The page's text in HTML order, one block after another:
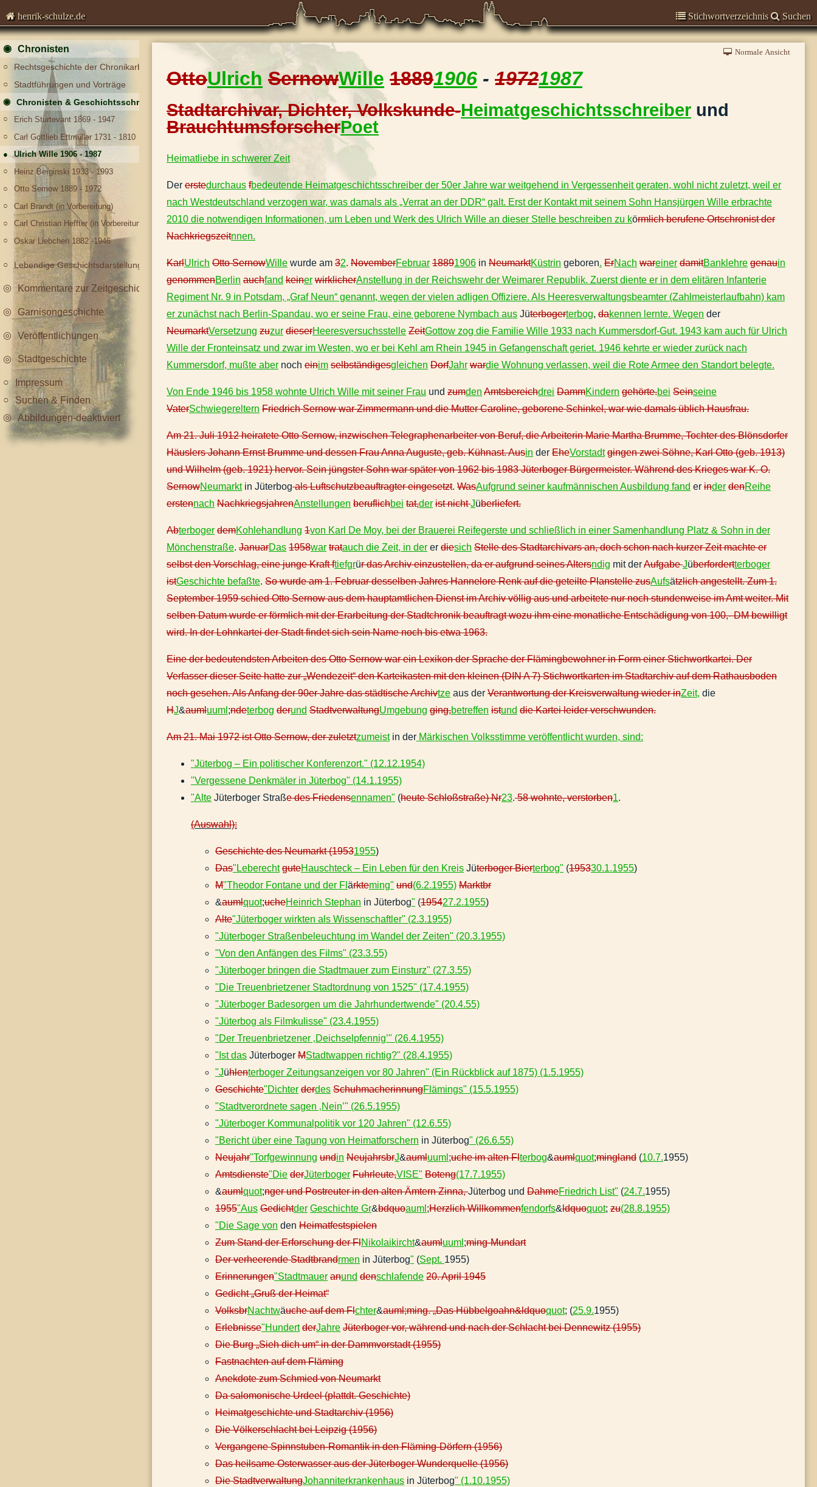
henrik-schulze.de Stichwortverzeichnis Suchen
Chronisten
Rechtsgeschichte der Chronikarbeit
Stadtführungen und Vorträge
Chronisten & Geschichtsschreiber
Erich Sturtevant 1869 - 1947
Carl Gottlieb Ettmüller 1731 - 1810
Ulrich Wille 1906 - 1987
Heinz Berginski 1933 - 1993
Otto Sernow 1889 - 1972
Carl Brandt (in Vorbereitung)
Carl Christian Heffter (in Vorbereitung)
Oskar Liebchen 1882 -1946
Lebendige Geschichtsdarstellung.docx
Kommentare zur Zeitgeschichte
Garnisongeschichte
Veröffentlichungen
Stadtgeschichte
Impressum
Suchen & Finden
Abbildungen-deaktiviert
Normale Ansicht
OttoUlrich SernowWille 18891906 - 19721987
Stadtarchivar, Dichter, Volkskunde-Heimatgeschichtsschreiber und
BrauchtumsforscherPoet
Heimatliebe in schwerer Zeit
Der erstedurchaus fbedeutende Heimatgeschichtsschreiber der 50er Jahre war weitgehend in Vergessenheit geraten, wohl nicht zuletzt, weil er
nach Westdeutschland verzogen war, was damals als „Verrat an der DDR“ galt. Erst der Kontakt mit seinem Sohn Hansjürgen Wille erbrachte
2010 die notwendigen Informationen, um Leben und Werk des Ulrich Wille an dieser Stelle beschreiben zu körmlich berufene Ortschronist der
Nachkriegszeitnnen.
KarlUlrich Otto SernowWille wurde am 32. NovemberFebruar 18891906 in NeumarktKüstrin geboren. ErNach wareiner damitBanklehre genauin
genommenBerlin auchfand keiner wirklicherAnstellung in der Reichswehr der Weimarer Republik. Zuerst diente er in dem elitären Infanterie
Regiment Nr. 9 in Potsdam, „Graf Neun“ genannt, wegen der vielen adligen Offiziere. Als Heeresverwaltungsbeamter (Zahlmeisterlaufbahn) kam
er zunächst nach Berlin-Spandau, wo er seine Frau, eine geborene Nymbach aus Jüterbogerterbog, dakennen lernte. Wegen der
NeumarktVersetzung zuzur dieserHeeresversuchsstelle ZeitGottow zog die Familie Wille 1933 nach Kummersdorf-Gut. 1943 kam auch für Ulrich
Wille der Fronteinsatz und zwar im Westen, wo er bei Kehl am Rhein 1945 in Gefangenschaft geriet. 1946 kehrte er wieder zurück nach
Kummersdorf, mußte aber noch einim selbständigesgleichen DorfJahr wardie Wohnung verlassen, weil die Rote Armee den Standort belegte.
Von Ende 1946 bis 1958 wohnte Ulrich Wille mit seiner Frau und zumden Amtsbereichdrei DammKindern gehörte.bei Seinseine
VaterSchwiegereltern Friedrich Sernow war Zimmermann und die Mutter Caroline, geborene Schinkel, war wie damals üblich Hausfrau.
Am 21. Juli 1912 heiratete Otto Sernow, inzwischen Telegraphenarbeiter von Beruf, die Arbeiterin Marie Martha Brumme, Tochter des Blönsdorfer
Häuslers Johann Ernst Brumme und dessen Frau Anna Auguste, geb. Kühnast. Ausin der EheVorstadt gingen zwei Söhne, Karl Otto (geb. 1913)
und Wilhelm (geb. 1921) hervor. Sein jüngster Sohn war später von 1962 bis 1983 Jüterboger Bürgermeister. Während des Krieges war K. O.
SernowNeumarktin Jüterbogals Luftschutzbeauftragter eingesetzt. WasAufgrund seiner kaufmännischen Ausbildung fand er inder denReihe
erstennach NachkriegsjahrenAnstellungen beruflichbei tat,der ist nichtJüberliefert.
Abterboger demKohlehandlung 1von Karl De Moy, bei der Brauerei Reifegerste und schließlich in einer Samenhandlung Platz & Sohn in der
Mönchenstraße. JanuarDas 1958war tratauch die Zeit, in der er diesich Stelle des Stadtarchivars an, doch schon nach kurzer Zeit machte er
selbst den Vorschlag, eine junge Kraft ftiefgrür das Archiv einzustellen, da er aufgrund seines Altersndig mit derAufgabeJüberfordertterboger
istGeschichte befaßte. So wurde am 1. Februar desselben Jahres Hannelore Renk auf die geteilte Planstelle zusAufsätzlich angestellt. Zum 1.
September 1959 schied Otto Sernow aus dem hauptamtlichen Dienst im Archiv völlig aus und arbeitete nur noch stundenweise im Amt weiter. Mit
selben Datum wurde er förmlich mit der Erarbeitung der Stadtchronik beauftragt wozu ihm eine monatliche Entschädigung von 100,- DM bewilligt
wird. In der Lohnkartei der Stadt findet sich sein Name noch bis etwa 1963.
Eine der bedeutendsten Arbeiten des Otto Sernow war ein Lexikon der Sprache der Flämingbewohner in Form einer Stichwortkartei. Der
Verfasser dieser Seite hatte zur „Wendezeit“ den Karteikasten mit den kleinen (DIN A 7) Stichwortkarten im Stadtarchiv auf dem Rathausboden
noch gesehen. Als Anfang der 90er Jahre das städtische Archivtze aus der Verantwortung der Kreisverwaltung wieder inZeit, die
HJ&aumluuml ;ndeterbog derund StadtverwaltungUmgebung ging,betreffen istund die Kartei leider verschwunden.
Am 21. Mai 1972 ist Otto Sernow, der zuletztzumeistin der Märkischen Volksstimme veröffentlicht wurden, sind:
"Jüterbog – Ein politischer Konferenzort." (12.12.1954)
"Vergessene Denkmäler in Jüterbog" (14.1.1955)
"Alte Jüterboger Straße des Friedensennamen" (heute Schloßstraße) Nr23.58 wohnte, verstorben1.
(Auswahl):
Geschichte des Neumarkt (19531955)
Das"Leberecht guteHauschteck – Ein Leben für den Kreis Jüterboger Bierterbog" (195330.1.1955)
M"Theodor Fontane und der Fl ärkteming" und(6.2.1955) Marktbr
&aumlquot;ucheHeinrich Stephan in Jüterbog" (195427.2.1955)
Alte"Jüterboger wirkten als Wissenschaftler" (2.3.1955)
"Jüterboger Straßenbeleuchtung im Wandel der Zeiten" (20.3.1955)
"Von den Anfängen des Films" (23.3.55)
"Jüterboger bringen die Stadtmauer zum Einsturz" (27.3.55)
"Die Treuenbrietzener Stadtordnung von 1525" (17.4.1955)
"Jüterboger Badesorgen um die Jahrhundertwende" (20.4.55)
"Jüterbog als Filmkulisse" (23.4.1955)
"Der Treuenbrietzener ‚Deichselpfennig’" (26.4.1955)
"Ist das Jüterboger MStadtwappen richtig?" (28.4.1955)
"Jühlenterboger Zeitungsanzeigen vor 80 Jahren" (Ein Rückblick auf 1875) (1.5.1955)
Geschichte"Dichter derdes SchuhmacherinnungFlämings" (15.5.1955)
"Stadtverordnete sagen ‚Nein’" (26.5.1955)
"Jüterboger Kommunalpolitik vor 120 Jahren" (12.6.55)
"Bericht über eine Tagung von Heimatforschern in Jüterbog" (26.6.55)
Neujahr"Torfgewinnung undin NeujahrsbrJ&aumluuml ;uche im alten Flterbog&aumlquot;mingland (10.7.1955)
Amtsdienste"Die derJüterboger Fuhrleute,VISE" Boteng(17.7.1955)
&aumlquot;nger und Postreuter in den alten Ämtern Zinna,Jüterbog und DahmeFriedrich List" (24.7.1955)
1955"Aus Gedichtder Geschichte Gr&bdquoauml ;Herzlich Willkommenfendorfs&ldquoquot; zu(28.8.1955)
"Die Sage von den Heimatfestspielen
Zum Stand der Erforschung der FlNikolaikircht&aumluuml ;ming-Mundart
Der verheerende Stadtbrandrmen in Jüterbog" (Sept. 1955)
Erinnerungen"Stadtmauer anund denschlafende 20. April 1945
Gedicht „Gruß der Heimat“
VolksbrNachtwäuche auf dem Flchter&auml;ming. „Das Hübbelgoahn&ldquoquot; (25.9.1955)
Erlebnisse"Hundert derJahre Jüterboger vor, während und nach der Schlacht bei Dennewitz (1955)
Die Burg „Sieh dich um“ in der Dammvorstadt (1955)
Fastnachten auf dem Fläming
Anekdote zum Schmied von Neumarkt
Da salomonische Urdeel (plattdt. Geschichte)
Heimatgeschichte und Stadtarchiv (1956)
Die Völkerschlacht bei Leipzig (1956)
Vergangene Spinnstuben-Romantik in den Fläming-Dörfern (1956)
Das heilsame Osterwasser aus der Jüterboger Wunderquelle (1956)
Die StadtverwaltungJohanniterkrankenhaus in Jüterbog" (1.10.1955)